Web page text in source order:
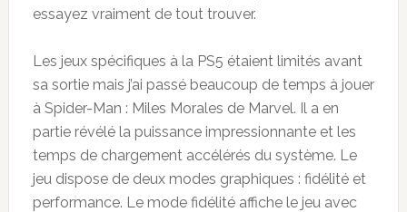
essayez vraiment de tout trouver.
Les jeux spécifiques à la PS5 étaient limités avant
sa sortie mais j’ai passé beaucoup de temps à jouer
à Spider-Man : Miles Morales de Marvel. Il a en
partie révélé la puissance impressionnante et les
temps de chargement accélérés du système. Le
jeu dispose de deux modes graphiques : fidélité et
performance. Le mode fidélité affiche le jeu avec